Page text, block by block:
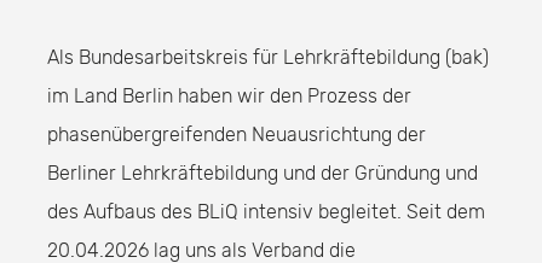
Als Bundesarbeitskreis für Lehrkräftebildung (bak)
im Land Berlin haben wir den Prozess der
phasenübergreifenden Neuausrichtung der
Berliner Lehrkräftebildung und der Gründung und
des Aufbaus des BLiQ intensiv begleitet. Seit dem
20.04.2026 lag uns als Verband die